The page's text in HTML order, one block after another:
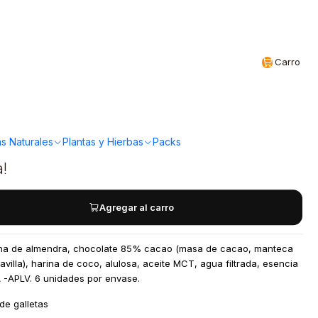
Carro
Naturales Plantas y Hierbas Packs
Agregar al carro
de almendra, chocolate 85% cacao (masa de cacao, manteca
harina de coco, alulosa, aceite MCT, agua filtrada, esencia
APLV. 6 unidades por envase.
galletas